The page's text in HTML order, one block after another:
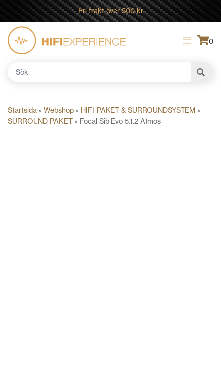
Fri frakt över 500 kr
0
Sök
Startsida » Webshop » HIFI-PAKET & SURROUNDSYSTEM »
SURROUND PAKET » Focal Sib Evo 5.1.2 Atmos